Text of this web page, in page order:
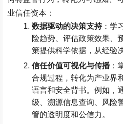
业信任资本：
数据驱动的决策支持：学
险趋势、评估政策效果、
策提供科学依据，从经验
信任价值可视化与传播 ：
合规过程，转化为产业界
语言和安全背书。例如，
级、溯源信息查询、风险
管的透明度和公信力。